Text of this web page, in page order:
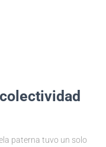
paterna tuvo un solo